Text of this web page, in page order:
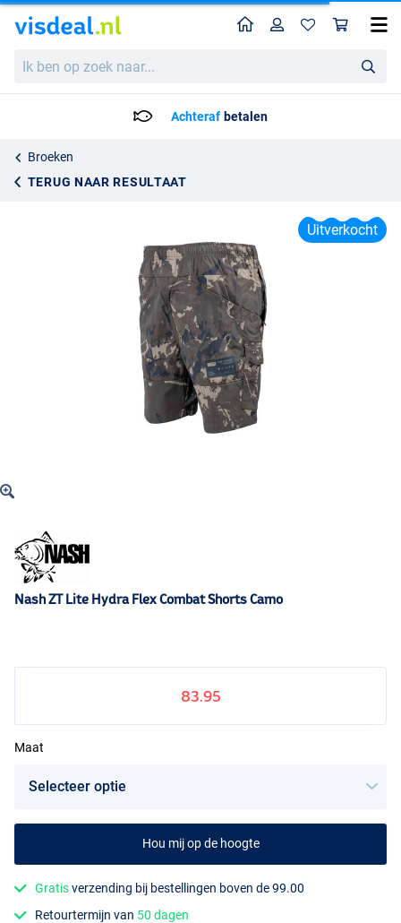
ben
HomeProfiel
Achteraf betalen
Broeken
TERUG NAAR RESULTAAT
Nash ZT Lite Hydra Flex Combat Shorts Camo
Uitverkocht
Nash ZT Lite Hydra Flex Combat Shorts Camo
83.95
Maat
Hou mij op de hoogte
Gratisverzending bij bestellingen boven de 99.00
Retourtermijn van 50 dagen